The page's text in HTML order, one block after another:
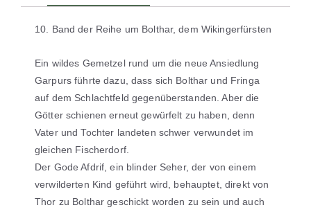
10. Band der Reihe um Bolthar, dem Wikingerfürsten
Ein wildes Gemetzel rund um die neue Ansiedlung
Garpurs führte dazu, dass sich Bolthar und Fringa
auf dem Schlachtfeld gegenüberstanden. Aber die
Götter schienen erneut gewürfelt zu haben, denn
Vater und Tochter landeten schwer verwundet im
gleichen Fischerdorf.
Der Gode Afdrif, ein blinder Seher, der von einem
verwilderten Kind geführt wird, behauptet, direkt von
Thor zu Bolthar geschickt worden zu sein und auch